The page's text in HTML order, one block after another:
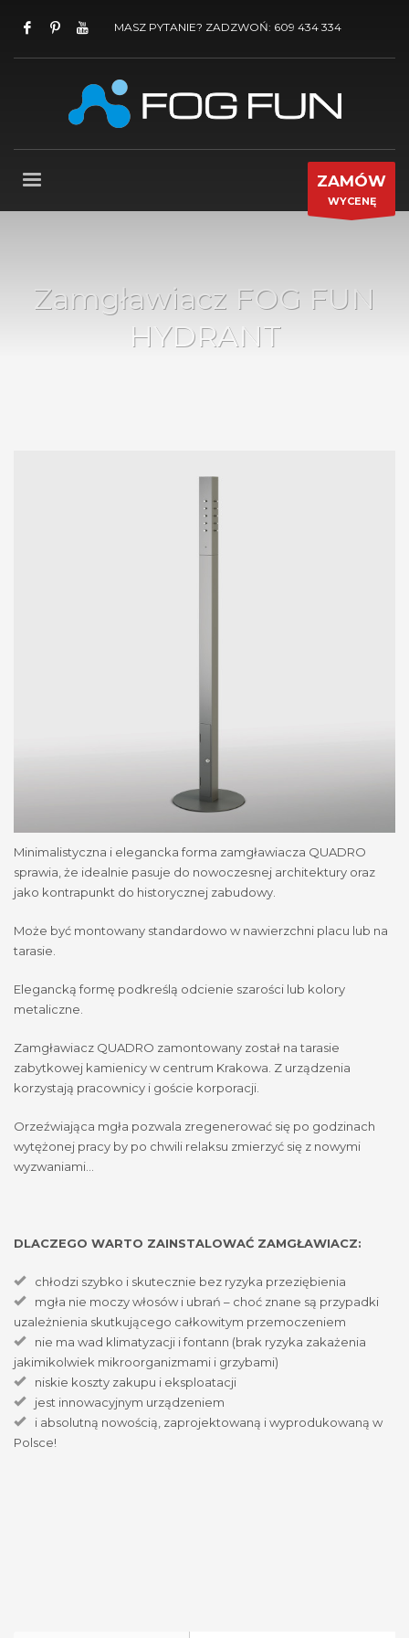
MASZ PYTANIE? ZADZWOŃ: 609 434 334
ZAMÓW
WYCENĘ
Zamgławiacz FOG FUN
HYDRANT
Minimalistyczna i elegancka forma zamgławiacza QUADRO
sprawia, że idealnie pasuje do nowoczesnej architektury oraz
jako kontrapunkt do historycznej zabudowy.
Może być montowany standardowo w nawierzchni placu lub na
tarasie.
Elegancką formę podkreślą odcienie szarości lub kolory
metaliczne.
Zamgławiacz QUADRO zamontowany został na tarasie
zabytkowej kamienicy w centrum Krakowa. Z urządzenia
korzystają pracownicy i goście korporacji.
Orzeźwiająca mgła pozwala zregenerować się po godzinach
wytężonej pracy by po chwili relaksu zmierzyć się z nowymi
wyzwaniami…
DLACZEGO WARTO ZAINSTALOWAĆ ZAMGŁAWIACZ:
chłodzi szybko i skutecznie bez ryzyka przeziębienia
mgła nie moczy włosów i ubrań – choć znane są przypadki
uzależnienia skutkującego całkowitym przemoczeniem
nie ma wad klimatyzacji i fontann (brak ryzyka zakażenia
jakimikolwiek mikroorganizmami i grzybami)
niskie koszty zakupu i eksploatacji
jest innowacyjnym urządzeniem
i absolutną nowością, zaprojektowaną i wyprodukowaną w
Polsce!